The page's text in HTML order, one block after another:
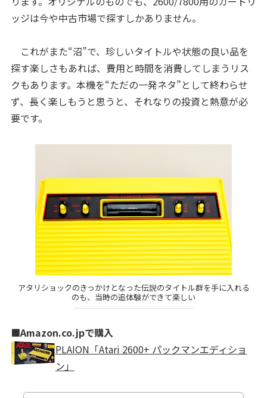
ッジは今や中古市場で探すしかありません。
これがまた“沼”で、珍しいタイトルや状態の良い品を
探す楽しさもあれば、費用と時間を消費してしまうリス
クもあります。本機を“ただの一発ネタ”として終わらせ
ず、長く楽しもうと思うと、それなりの投資と熱意が必
要です。
アタリショックのきっかけとなった伝説のタイトル群を手に入れる
のも、当時の追体験ができて楽しい
■Amazon.co.jpで購入
PLAION「Atari 2600+ パックマンエディショ
ン」